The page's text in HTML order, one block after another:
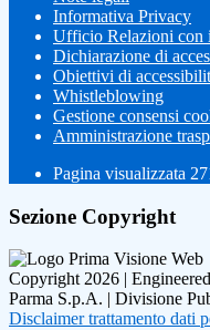
Informativa Privacy
Ufficio Relazioni con
Dichiarazione di
Obiettivi di
Whistleblowing
Gestione consensi
Amministrazione
Pagina visualizzata
Sezione Copyright
Copyright 2026 |
Parma S.p.A. | Divisione
Disclaimer trattamento dati